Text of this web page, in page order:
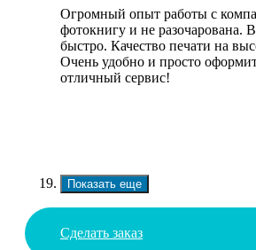
Огромный опыт работы с
фотокнигу и не разочарована.
быстро. Качество печати на
Очень удобно и просто
отличный сервис!
Показать еще
Сделать заказ